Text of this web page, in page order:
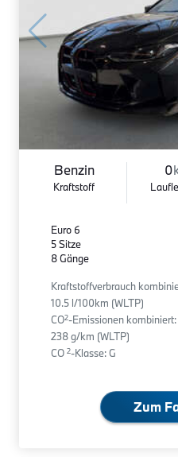
Benzin
Kraftstoff
0
Euro 6
5 Sitze
8 Gänge
Kraftstoffverbrauch
10.5 l/100km (WLTP)
CO2-Emissionen kombiniert:
238 g/km (WLTP)
CO 2-Klasse: G
Zum